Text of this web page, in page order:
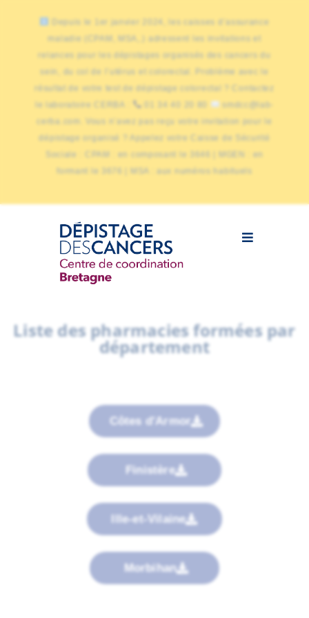
Depuis le 1er janvier 2024, les caisses d’assurance
maladie (CPAM, MSA,.) adressent les invitations et
relances pour les dépistages organisés des cancers du
sein, du col de l’utérus et colorectal. Problème avec le
résultat de votre test de dépistage colorectal ? Contactez
le laboratoire CERBA :
smdcc@lab-
cerba.com. Vous n’avez pas reçu votre invitation pour le
dépistage organisé ? Appelez votre Caisse de Sécurité
Sociale : CPAM : en composant le 3646 | MGEN : en
formant le 3676 | MSA : aux numéros habituels
Liste des pharmacies formées par
département
Côtes d'Armor
Finistère
Ille-et-Vilaine
Morbihan